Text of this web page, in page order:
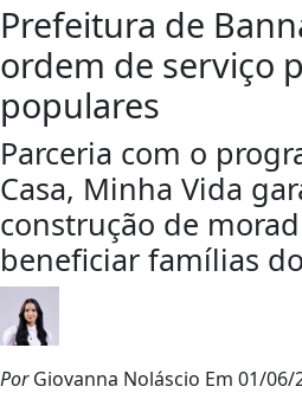
Prefeitura de
ordem de serviço
populares
Parceria com o
Casa, Minha Vida
construção de
beneficiar famílias
PorGiovanna Noláscio Em 01/06/